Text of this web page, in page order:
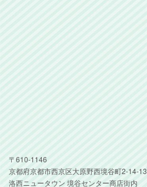
〒610-1146
京都府京都市西京区大原野西境谷町2-14-13
洛西ニュータウン 境谷センター商店街内